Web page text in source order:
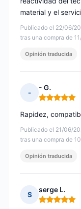
Publicado el 22/06/
tras una compra de
material y el
Opinión traducida
-
- G.
Nota: 5 de 5
Publicado el 21/06/
tras una compra de
Rapidez,
Opinión traducida
S
serge L.
Nota: 5 de 5